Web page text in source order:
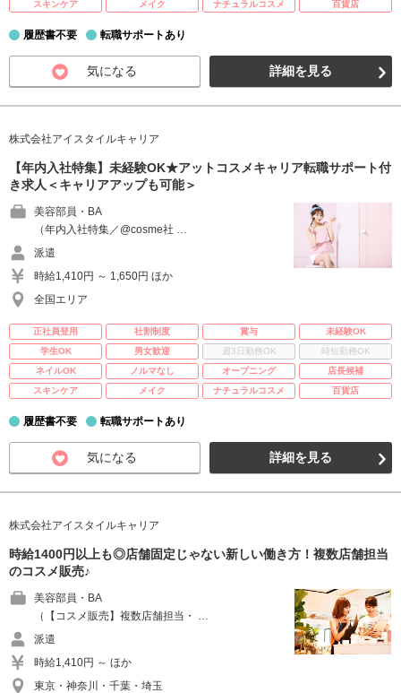
スキンケア メイク ナチュラルコスメ 百貨店
履歴書不要 転職サポートあり
気になる 詳細を見る
株式会社アイスタイルキャリア
【年内入社特集】未経験OK★アットコスメキャリア転職サポート付
き求人＜キャリアアップも可能＞
美容部員・BA
（年内入社特集／@cosme社 …
派遣
時給1,410円 ～ 1,650円 ほか
全国エリア
正社員登用 社割制度 賞与
未経験OK
学生OK
男女歓迎 週3日勤務OK
時短勤務OK
ネイルOK
ノルマなし オープニング
店長候補
スキンケア
メイク ナチュラルコスメ 百貨店
履歴書不要 転職サポートあり
気になる 詳細を見る
株式会社アイスタイルキャリア
時給1400円以上も◎店舗固定じゃない新しい働き方！複数店舗担当
のコスメ販売♪
美容部員・BA
（【コスメ販売】複数店舗担当・ …
派遣
時給1,410円 ～ ほか
東京・神奈川・千葉・埼玉